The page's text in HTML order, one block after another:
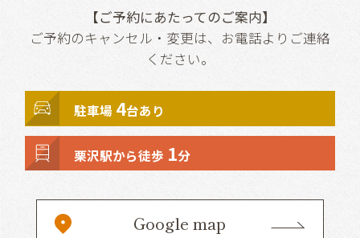
【ご予約にあたってのご案内】
ご予約のキャンセル・変更は、お電話よりご連絡
ください。
駐車場 4台あり
栗沢駅から徒歩 1分
Google map